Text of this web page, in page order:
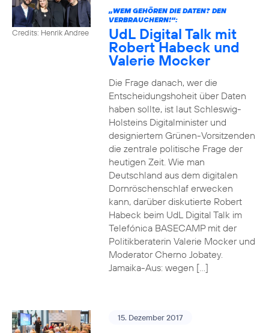
Credits: Henrik Andree
„WEM GEHÖREN DIE DATEN? DEN
VERBRAUCHERN!“:
UdL Digital Talk mit
Robert Habeck und
Valerie Mocker
Die Frage danach, wer die
Entscheidungshoheit über Daten
haben sollte, ist laut Schleswig-
Holsteins Digitalminister und
designiertem Grünen-Vorsitzenden
die zentrale politische Frage der
heutigen Zeit. Wie man
Deutschland aus dem digitalen
Dornröschenschlaf erwecken
kann, darüber diskutierte Robert
Habeck beim UdL Digital Talk im
Telefónica BASECAMP mit der
Politikberaterin Valerie Mocker und
Moderator Cherno Jobatey.
Jamaika-Aus: wegen […]
15. Dezember 2017